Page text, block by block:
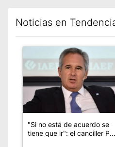
Noticias en
Un artículo de tendencia
"Si no está de acuerdo se
tiene que ir": el canciller P...